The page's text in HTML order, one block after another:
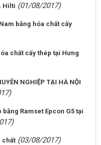
Hilti (01/08/2017)
bằng hóa chất cấy
chất cấy thép tại Hưng
NGHIỆP TẠI HÀ NỘI
Ramset Epcon G5 tại
chất (03/08/2017)